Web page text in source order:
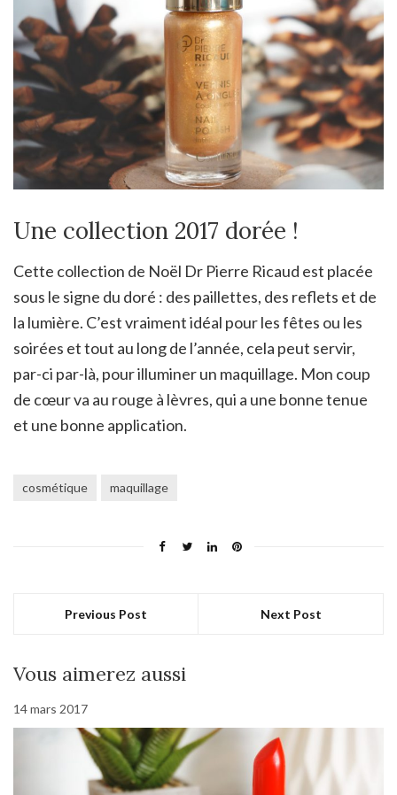
Une collection 2017 dorée !
Cette collection de Noël Dr Pierre Ricaud est placée
sous le signe du doré : des paillettes, des reflets et de
la lumière. C’est vraiment idéal pour les fêtes ou les
soirées et tout au long de l’année, cela peut servir,
par-ci par-là, pour illuminer un maquillage. Mon coup
de cœur va au rouge à lèvres, qui a une bonne tenue
et une bonne application.
cosmétique maquillage
Previous Post Next Post
Vous aimerez aussi
14 mars 2017